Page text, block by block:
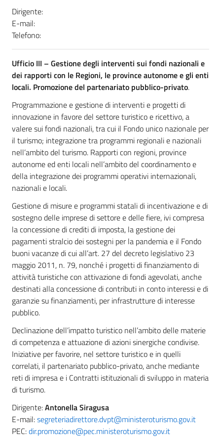
Dirigente:
E-mail:
Telefono:
Ufficio III – Gestione degli interventi sui fondi nazionali e
dei rapporti con le Regioni, le province autonome e gli enti
locali. Promozione del partenariato pubblico-privato.
Programmazione e gestione di interventi e progetti di
innovazione in favore del settore turistico e ricettivo, a
valere sui fondi nazionali, tra cui il Fondo unico nazionale per
il turismo; integrazione tra programmi regionali e nazionali
nell’ambito del turismo. Rapporti con regioni, province
autonome ed enti locali nell’ambito del coordinamento e
della integrazione dei programmi operativi internazionali,
nazionali e locali.
Gestione di misure e programmi statali di incentivazione e di
sostegno delle imprese di settore e delle fiere, ivi compresa
la concessione di crediti di imposta, la gestione dei
pagamenti stralcio dei sostegni per la pandemia e il Fondo
buoni vacanze di cui all’art. 27 del decreto legislativo 23
maggio 2011, n. 79, nonché i progetti di finanziamento di
attività turistiche con attivazione di fondi agevolati, anche
destinati alla concessione di contributi in conto interessi e di
garanzie su finanziamenti, per infrastrutture di interesse
pubblico.
Declinazione dell’impatto turistico nell’ambito delle materie
di competenza e attuazione di azioni sinergiche condivise.
Iniziative per favorire, nel settore turistico e in quelli
correlati, il partenariato pubblico-privato, anche mediante
reti di impresa e i Contratti istituzionali di sviluppo in materia
di turismo.
Dirigente:Antonella Siragusa
E-mail:segreteriadirettore.dvpt@ministeroturismo.gov.it
PEC:dir.promozione@pec.ministeroturismo.gov.it